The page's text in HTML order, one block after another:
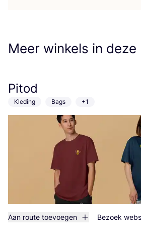
Meer winkels in
Pitod
Kleding Bags +1
Aan route toevoegen Bezoek